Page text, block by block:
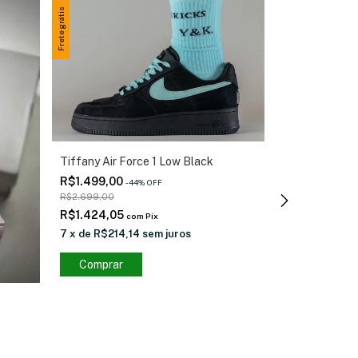
Frete grátis
Tiffany Air Force 1 Low Black
R$1.499,00 -44% OFF
R$2.699,00
R$1.424,05 com Pix
7 x de R$214,14 sem juros
Comprar
R$2.699,00